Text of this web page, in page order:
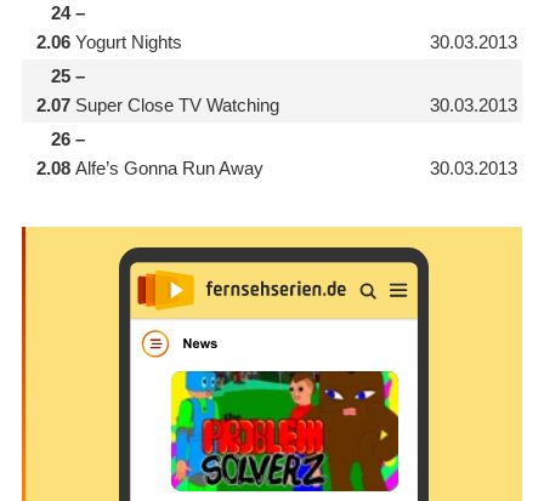
24
2.06
–
Yogurt Nights
30.03.2013
25
2.07
–
Super Close TV Watching
30.03.2013
26
2.08
–
Alfe’s Gonna Run Away
30.03.2013